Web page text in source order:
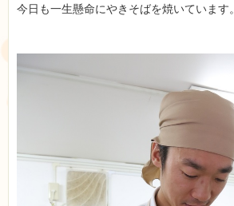
今日も一生懸命にやきそばを焼いています。